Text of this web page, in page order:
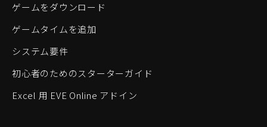
ゲームをダウンロード
ゲームタイムを追加
システム要件
初心者のためのスターターガイド
Excel 用 EVE Online アドイン